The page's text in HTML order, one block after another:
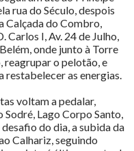
rua do Século, despois
Calçada do Combro,
Carlos I, Av. 24 de Julho,
onde junto à Torre
o pelotão, e
as energias.
voltam a pedalar,
Sodré, Lago Corpo Santo,
do dia, a subida da
Calhariz, seguindo